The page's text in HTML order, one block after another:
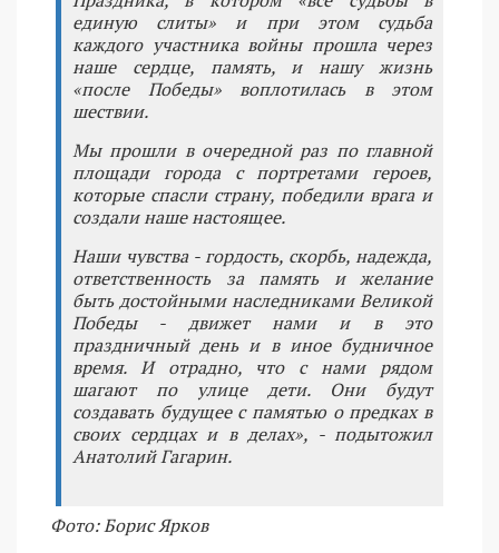
единую слиты» и при этом судьба
каждого участника войны прошла через
наше сердце, память, и нашу жизнь
«после Победы» воплотилась в этом
шествии.
Мы прошли в очередной раз по главной
площади города с портретами героев,
которые спасли страну, победили врага и
создали наше настоящее.
Наши чувства - гордость, скорбь, надежда,
ответственность за память и желание
быть достойными наследниками Великой
Победы - движет нами и в это
праздничный день и в иное будничное
время. И отрадно, что с нами рядом
шагают по улице дети. Они будут
создавать будущее с памятью о предках в
своих сердцах и в делах», - подытожил
Анатолий Гагарин.
Фото: Борис Ярков